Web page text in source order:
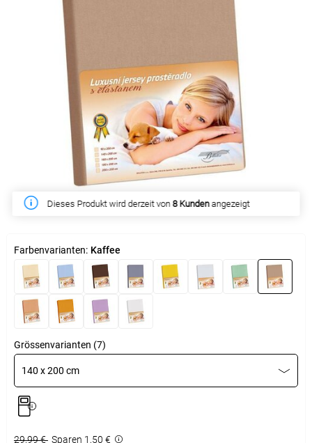
Dieses Produkt wird derzeit von8 Kundenangezeigt
Diese Woche haben14 Kundengekauft
Farbenvarianten: Kaffee
Grössenvarianten (7)
140 x 200 cm
29,99 € Sparen 1,50 €